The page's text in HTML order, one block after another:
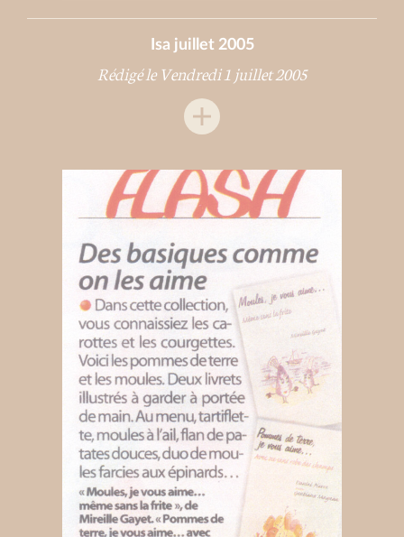
Isa juillet 2005
Rédigé le Vendredi 1 juillet 2005